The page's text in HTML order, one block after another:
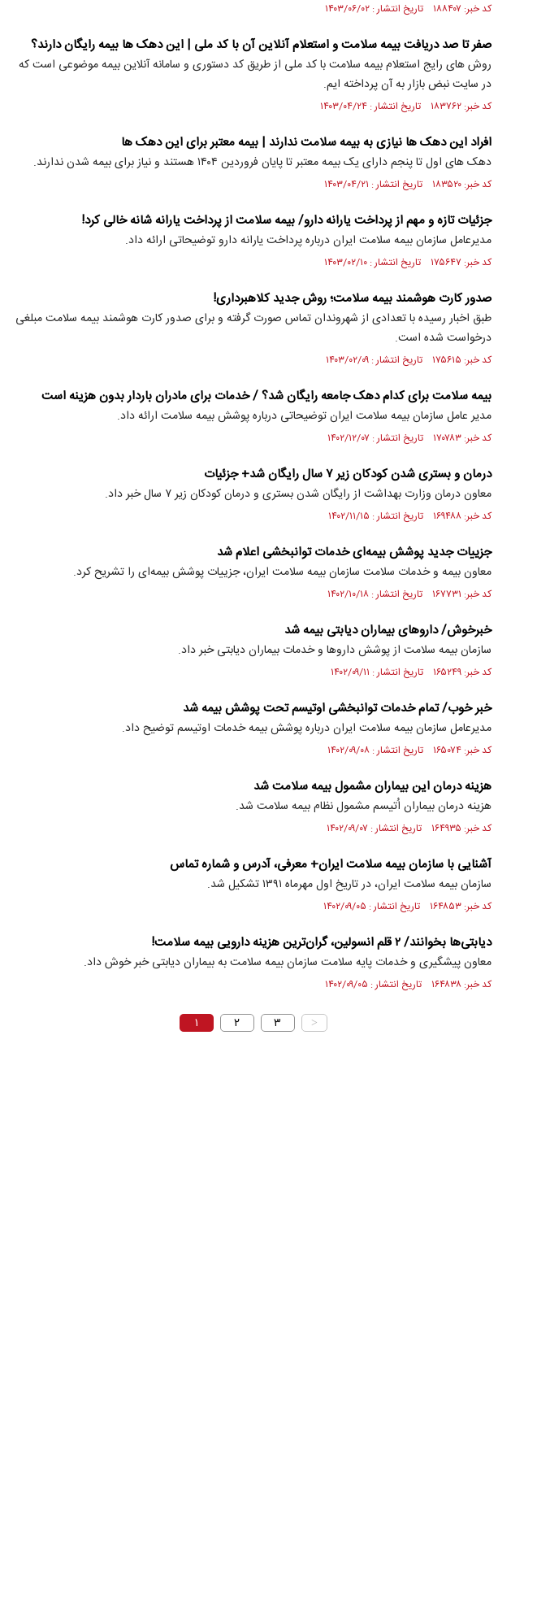
کد خبر: ۱۸۸۴۰۷ تاریخ انتشار : ۱۴۰۳/۰۶/۰۲
صفر تا صد دریافت بیمه سلامت و استعلام آنلاین آن با کد ملی | این دهک ها بیمه رایگان دارند؟
روش های رایج استعلام بیمه سلامت با کد ملی از طریق کد دستوری و سامانه آنلاین بیمه موضوعی است که
در سایت نبض بازار به آن پرداخته ایم.
کد خبر: ۱۸۳۷۶۲ تاریخ انتشار : ۱۴۰۳/۰۴/۲۴
افراد این دهک ها نیازی به بیمه سلامت ندارند | بیمه معتبر برای این دهک ها
دهک های اول تا پنجم دارای یک بیمه معتبر تا پایان فروردین ۱۴۰۴ هستند و نیاز برای بیمه شدن ندارند.
کد خبر: ۱۸۳۵۲۰ تاریخ انتشار : ۱۴۰۳/۰۴/۲۱
جزئیات تازه و مهم از پرداخت یارانه دارو/ بیمه سلامت از پرداخت یارانه شانه خالی کرد!
مدیرعامل سازمان بیمه سلامت ایران درباره پرداخت یارانه دارو توضیحاتی ارائه داد.
کد خبر: ۱۷۵۶۴۷ تاریخ انتشار : ۱۴۰۳/۰۲/۱۰
صدور کارت هوشمند بیمه سلامت؛ روش جدید کلاهبرداری!
طبق اخبار رسیده با تعدادی از شهروندان تماس صورت گرفته و برای صدور کارت هوشمند بیمه سلامت مبلغی
درخواست شده است.
کد خبر: ۱۷۵۶۱۵ تاریخ انتشار : ۱۴۰۳/۰۲/۰۹
بیمه سلامت برای کدام دهک جامعه رایگان شد؟ / خدمات برای مادران باردار بدون هزینه است
مدیر عامل سازمان بیمه سلامت ایران توضیحاتی درباره پوشش بیمه سلامت ارائه داد.
کد خبر: ۱۷۰۷۸۳ تاریخ انتشار : ۱۴۰۲/۱۲/۰۷
درمان و بستری شدن کودکان زیر ۷ سال رایگان شد+ جزئیات
معاون درمان وزارت بهداشت از رایگان شدن بستری و درمان کودکان زیر ۷ سال خبر داد.
کد خبر: ۱۶۹۴۸۸ تاریخ انتشار : ۱۴۰۲/۱۱/۱۵
جزییات جدید پوشش بیمه‌ای خدمات توانبخشی اعلام شد
معاون بیمه و خدمات سلامت سازمان بیمه سلامت ایران، جزییات پوشش بیمه‌ای را تشریح کرد.
کد خبر: ۱۶۷۷۳۱ تاریخ انتشار : ۱۴۰۲/۱۰/۱۸
خبرخوش/ دارو‌های بیماران دیابتی بیمه شد
سازمان بیمه سلامت از پوشش دارو‌ها و خدمات بیماران دیابتی خبر داد.
کد خبر: ۱۶۵۲۴۹ تاریخ انتشار : ۱۴۰۲/۰۹/۱۱
خبر خوب/ تمام خدمات توانبخشی اوتیسم تحت پوشش بیمه شد
مدیرعامل سازمان بیمه سلامت ایران درباره پوشش بیمه خدمات اوتیسم توضیح داد.
کد خبر: ۱۶۵۰۷۴ تاریخ انتشار : ۱۴۰۲/۰۹/۰۸
هزینه درمان این بیماران مشمول بیمه سلامت شد
هزینه درمان بیماران اُتیسم مشمول نظام بیمه سلامت شد.
کد خبر: ۱۶۴۹۳۵ تاریخ انتشار : ۱۴۰۲/۰۹/۰۷
آشنایی با سازمان بیمه سلامت ایران+ معرفی، آدرس و شماره تماس
سازمان بیمه سلامت ایران، در تاریخ اول مهرماه ۱۳۹۱ تشکیل شد.
کد خبر: ۱۶۴۸۵۳ تاریخ انتشار : ۱۴۰۲/۰۹/۰۵
دیابتی‌ها بخوانند/ ۲ قلم انسولین، گران‌ترین هزینه دارویی بیمه سلامت!
معاون پیشگیری و خدمات پایه سلامت سازمان بیمه سلامت به بیماران دیابتی خبر خوش داد.
کد خبر: ۱۶۴۸۳۸ تاریخ انتشار : ۱۴۰۲/۰۹/۰۵
۱ ۲ ۳ >